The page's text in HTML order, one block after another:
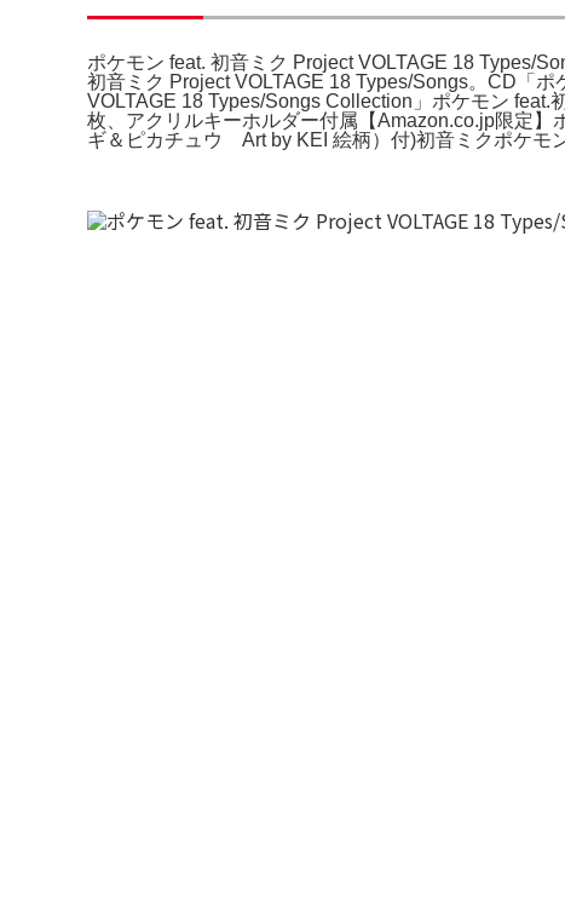
ポケモン feat. 初音ミク Project VOLTAGE 18 Types/
初音ミク Project VOLTAGE 18 Types/Songs。CD「
VOLTAGE 18 Types/Songs Collection」ポケモン
枚、アクリルキーホルダー付属【Amazon.co.jp限定
ギ＆ピカチュウ Art by KEI 絵柄）付)初音ミクポケモ